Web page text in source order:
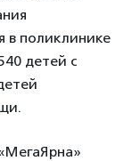
в поликлинике
детей с